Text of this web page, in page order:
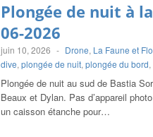
Plongée de nuit à
06-2026
juin 10, 2026 - Drone, La Faune et
dive, plongée de nuit, plongée du bord,
Plongée de nuit au sud de Bastia
Beaux et Dylan. Pas d’appareil
un caisson étanche pour…